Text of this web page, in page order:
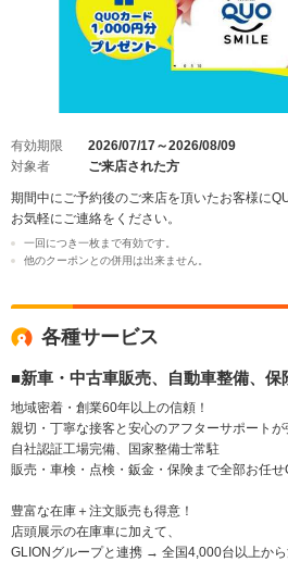
有効期限
2026/07/17～2026/08/09
対象者
ご来店された方
期間中にご予約後のご来店を頂いたお客様に
お気軽にご連絡をください。
一回につき一枚まで有効です。
他のクーポンとの併用は出来ません。
各種サービス
■新車・中古車販売、自動車整備、保
地域密着・創業60年以上の信頼！
親切・丁寧な接客と安心のアフターサポートが
自社認証工場完備、国家整備士常駐
販売・車検・点検・鈑金・保険まで全部お任せ
豊富な在庫＋注文販売も得意！
店頭展示の在庫車に加えて、
GLIONグループと連携 → 全国4,000台以上から